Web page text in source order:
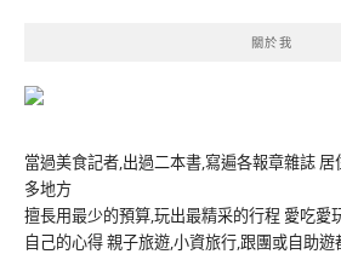
關於我
當過美食記者,出過二本書,寫遍各報章雜誌
多地方
擅長用最少的預算,玩出最精采的行程 愛吃愛
自己的心得 親子旅遊,小資旅行,跟團或自助